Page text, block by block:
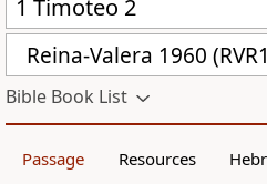
Reina-Valera 1960
Bible Book List
Passage Resources